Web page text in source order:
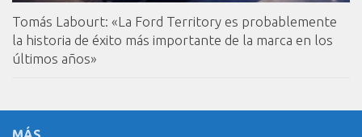
Tomás Labourt: «La Ford Territory es probablemente
la historia de éxito más importante de la marca en los
últimos años»